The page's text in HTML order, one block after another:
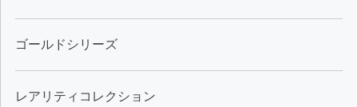
ゴールドシリーズ
レアリティコレクション